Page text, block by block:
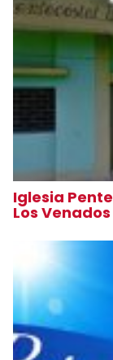
Iglesia
Los Venados